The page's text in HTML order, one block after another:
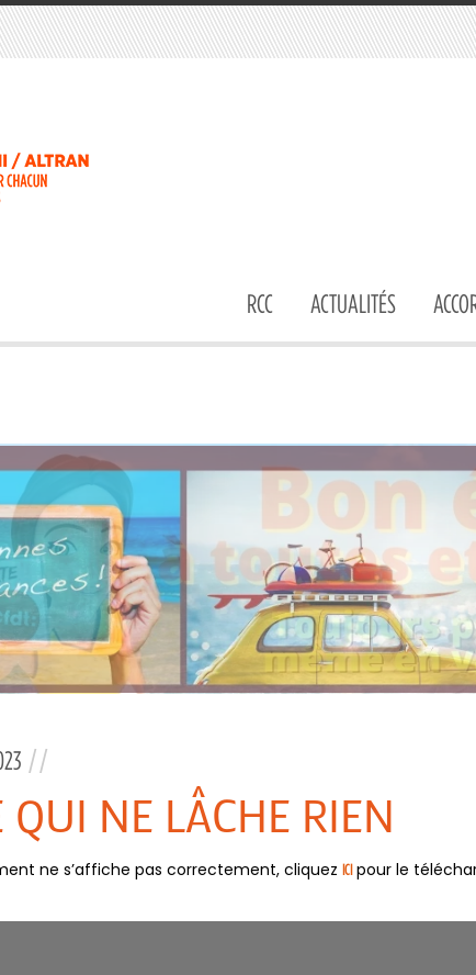
RCC ACTUALITÉS
//
NE LÂCHE RIEN
ne s’affiche pas correctement, cliquez ICIpour le